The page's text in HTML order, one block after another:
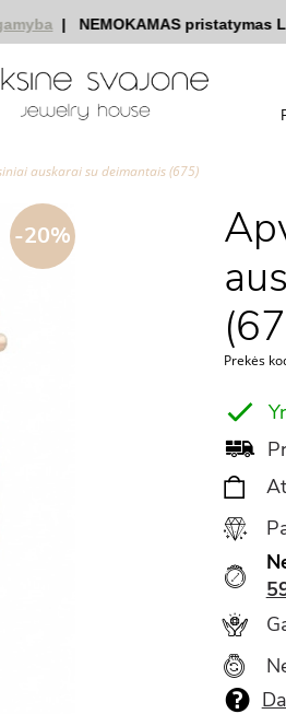
| NEMOKAMAS pristatymas
auskarai su deimantais (675)
-20%
Prekės